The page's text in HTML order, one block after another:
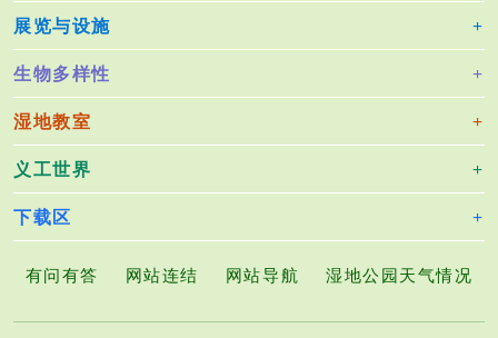
展览与设施
生物多样性
湿地教室
义工世界
下载区
有问有答 网站连结 网站导航 湿地公园天气情况